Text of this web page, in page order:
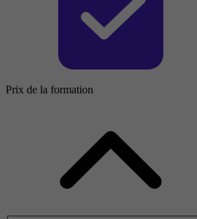
Prix de la formation